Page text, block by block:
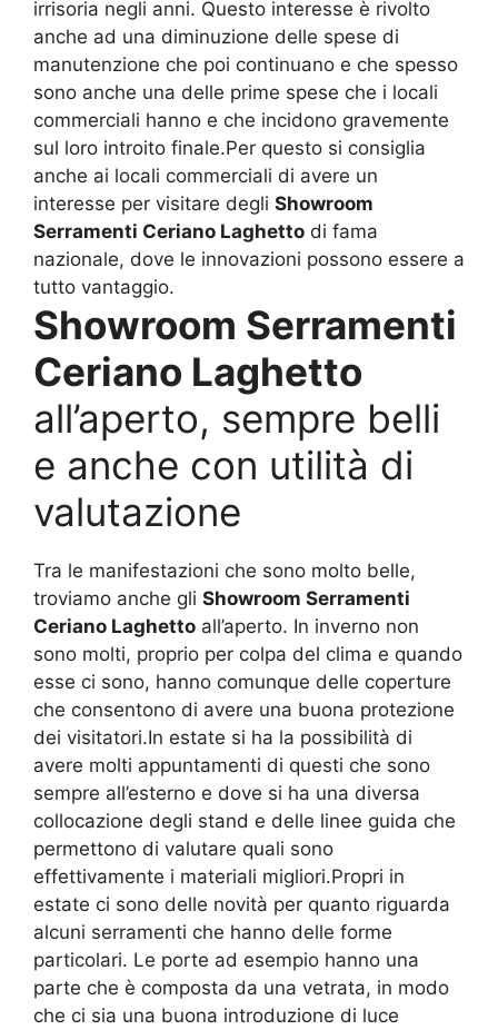
irrisoria negli anni. Questo interesse è rivolto
anche ad una diminuzione delle spese di
manutenzione che poi continuano e che spesso
sono anche una delle prime spese che i locali
commerciali hanno e che incidono gravemente
sul loro introito finale.Per questo si consiglia
anche ai locali commerciali di avere un
interesse per visitare degli Showroom
Serramenti Ceriano Laghetto di fama
nazionale, dove le innovazioni possono essere a
tutto vantaggio.
Showroom Serramenti
Ceriano Laghetto
all’aperto, sempre belli
e anche con utilità di
valutazione
Tra le manifestazioni che sono molto belle,
troviamo anche gli Showroom Serramenti
Ceriano Laghetto all’aperto. In inverno non
sono molti, proprio per colpa del clima e quando
esse ci sono, hanno comunque delle coperture
che consentono di avere una buona protezione
dei visitatori.In estate si ha la possibilità di
avere molti appuntamenti di questi che sono
sempre all’esterno e dove si ha una diversa
collocazione degli stand e delle linee guida che
permettono di valutare quali sono
effettivamente i materiali migliori.Propri in
estate ci sono delle novità per quanto riguarda
alcuni serramenti che hanno delle forme
particolari. Le porte ad esempio hanno una
parte che è composta da una vetrata, in modo
che ci sia una buona introduzione di luce